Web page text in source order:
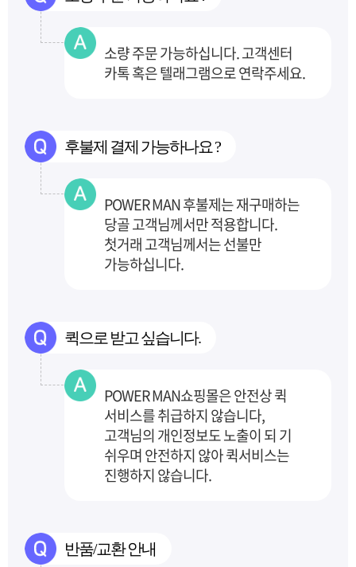
소량 주문 가능하십니다. 고객센터
카톡 혹은 텔래그램으로 연락주세요.
후불제 결제 가능하나요 ?
POWER MAN 후불제는 재구매하는
당골 고객님께서만 적용합니다.
첫거래 고객님께서는 선불만
가능하십니다.
퀵으로 받고 싶습니다.
POWER MAN쇼핑몰은 안전상 퀵
서비스를 취급하지 않습니다,
고객님의 개인정보도 노출이 되 기
쉬우며 안전하지 않아 퀵서비스는
진행하지 않습니다.
반품/교환 안내